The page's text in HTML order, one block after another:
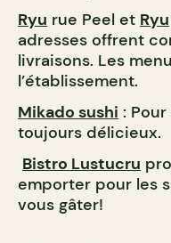
Ryu rue Peel et Ryu
adresses offrent
livraisons. Les
l’établissement.
Mikado sushi :
toujours délicieux.
Bistro Lustucru
emporter pour les
vous gâter!